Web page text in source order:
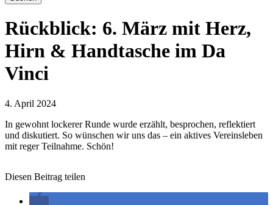
Rückblick: 6. März mit Herz,
Hirn & Handtasche im Da
Vinci
4. April 2024
In gewohnt lockerer Runde wurde erzählt, besprochen, reflektiert
und diskutiert. So wünschen wir uns das – ein aktives Vereinsleben
mit reger Teilnahme. Schön!
Diesen Beitrag teilen